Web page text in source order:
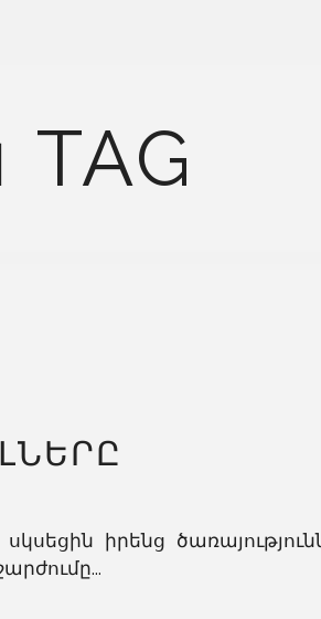
իրենց